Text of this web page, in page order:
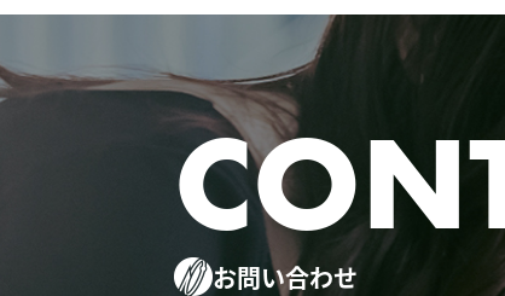
お問い合わせ